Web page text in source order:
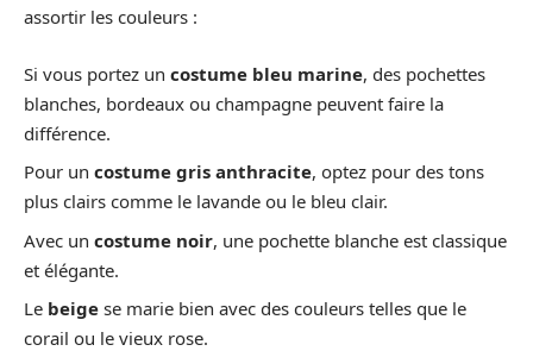
assortir les couleurs :
Si vous portez un costume bleu marine, des pochettes
blanches, bordeaux ou champagne peuvent faire la
différence.
Pour un costume gris anthracite, optez pour des tons
plus clairs comme le lavande ou le bleu clair.
Avec un costume noir, une pochette blanche est classique
et élégante.
Le beige se marie bien avec des couleurs telles que le
corail ou le vieux rose.